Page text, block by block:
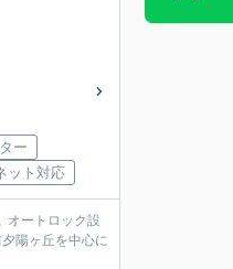
ー
ット対応
オートロック設
陽ヶ丘を中心に